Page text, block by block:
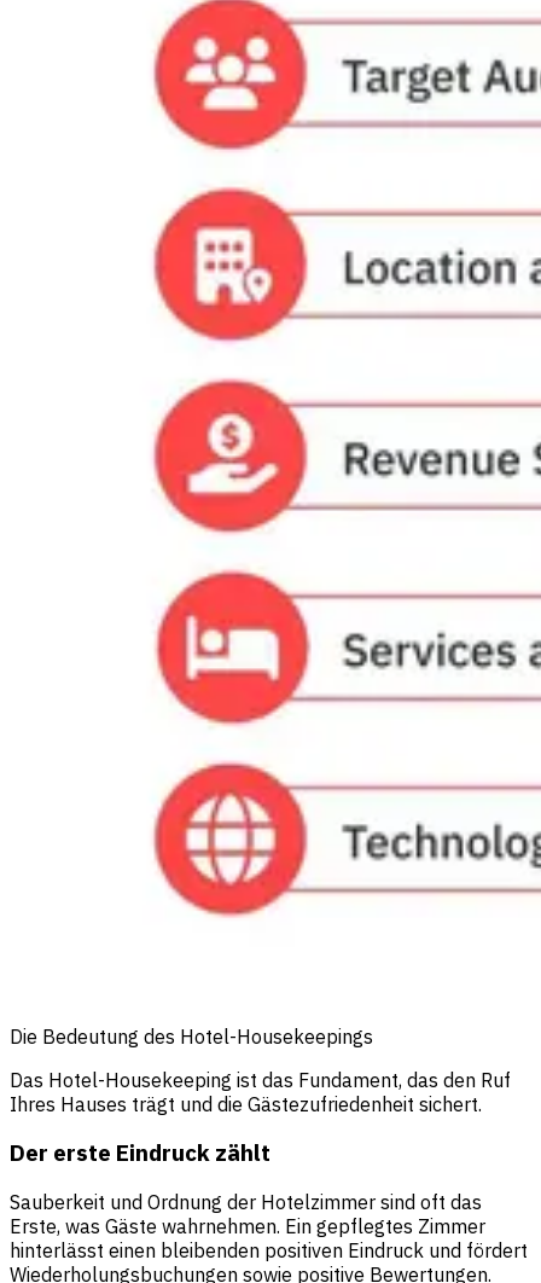
Die Bedeutung des Hotel-Housekeepings
Das Hotel-Housekeeping ist das Fundament, das den Ruf
Ihres Hauses trägt und die Gästezufriedenheit sichert.
Der erste Eindruck zählt
Sauberkeit und Ordnung der Hotelzimmer sind oft das
Erste, was Gäste wahrnehmen. Ein gepflegtes Zimmer
hinterlässt einen bleibenden positiven Eindruck und fördert
Wiederholungsbuchungen sowie positive Bewertungen.